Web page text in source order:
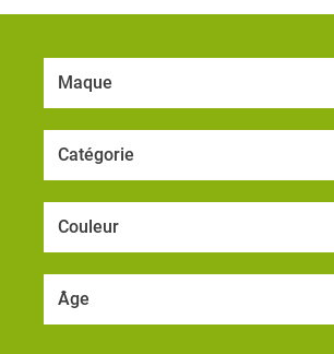
Maque
Catégorie
Couleur
Âge